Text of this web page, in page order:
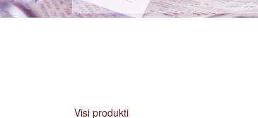
Visi produkti